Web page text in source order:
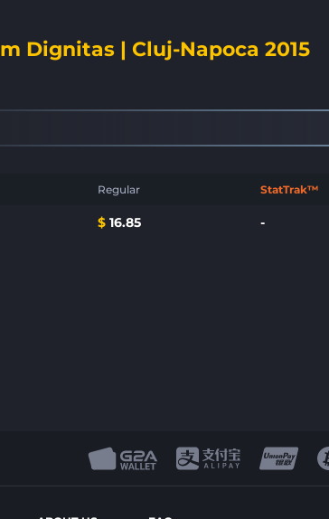
Dignitas | Cluj-Napoca 2015
Regular StatTrak™
$ 16.85 -